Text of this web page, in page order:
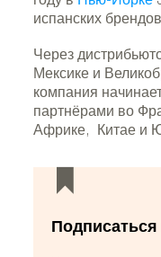
испанских
Через
Мексике и
компания
партнёрами во
Африке, Китае и
Подписаться